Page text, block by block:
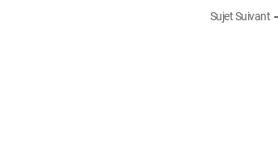
Sujet Suivant